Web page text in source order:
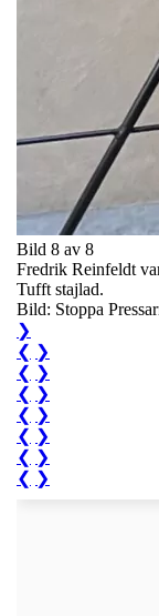
Bild 8 av 8
Fredrik Reinfeldt
Tufft stajlad.
Bild: Stoppa
❯
❮ ❯
❮ ❯
❮ ❯
❮ ❯
❮ ❯
❮ ❯
❮ ❯